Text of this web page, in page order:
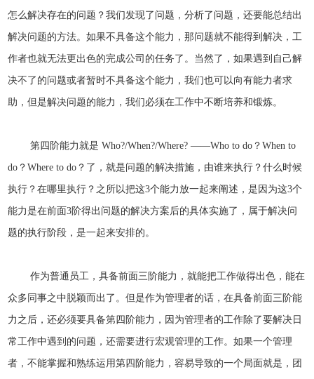
怎么解决存在的问题？我们发现了问题，分析了问题，还要能总结出
解决问题的方法。如果不具备这个能力，那问题就不能得到解决，工
作者也就无法更出色的完成公司的任务了。当然了，如果遇到自己解
决不了的问题或者暂时不具备这个能力，我们也可以向有能力者求
助，但是解决问题的能力，我们必须在工作中不断培养和锻炼。
第四阶能力就是 Who?/When?/Where? ——Who to do？When to
do？Where to do？了，就是问题的解决措施，由谁来执行？什么时候
执行？在哪里执行？之所以把这3个能力放一起来阐述，是因为这3个
能力是在前面3阶得出问题的解决方案后的具体实施了，属于解决问
题的执行阶段，是一起来安排的。
作为普通员工，具备前面三阶能力，就能把工作做得出色，能在
众多同事之中脱颖而出了。但是作为管理者的话，在具备前面三阶能
力之后，还必须要具备第四阶能力，因为管理者的工作除了要解决日
常工作中遇到的问题，还需要进行宏观管理的工作。如果一个管理
者，不能掌握和熟练运用第四阶能力，容易导致的一个局面就是，团